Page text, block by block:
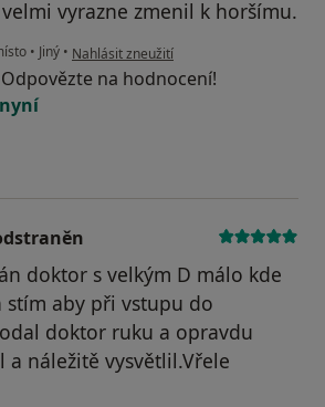
vyrazne zmenil k horšímu.
• Jiný • podle názoru uživatele Anonymni - z
Nahlásit zneužití
na hodnocení!
doktor s velkým D málo kde
stím aby při vstupu do
doktor ruku a opravdu
a náležitě vysvětlil.Vřele